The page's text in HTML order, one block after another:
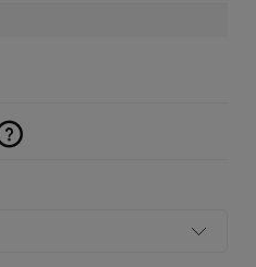
kosztów płatności